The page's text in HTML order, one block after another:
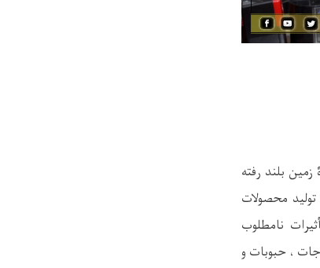
بلند رفته
محصولات
نامطلوب
، حبوبات و